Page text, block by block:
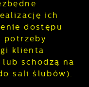
ich
dostępu
potrzeby
klienta
schodzą na
sali ślubów).